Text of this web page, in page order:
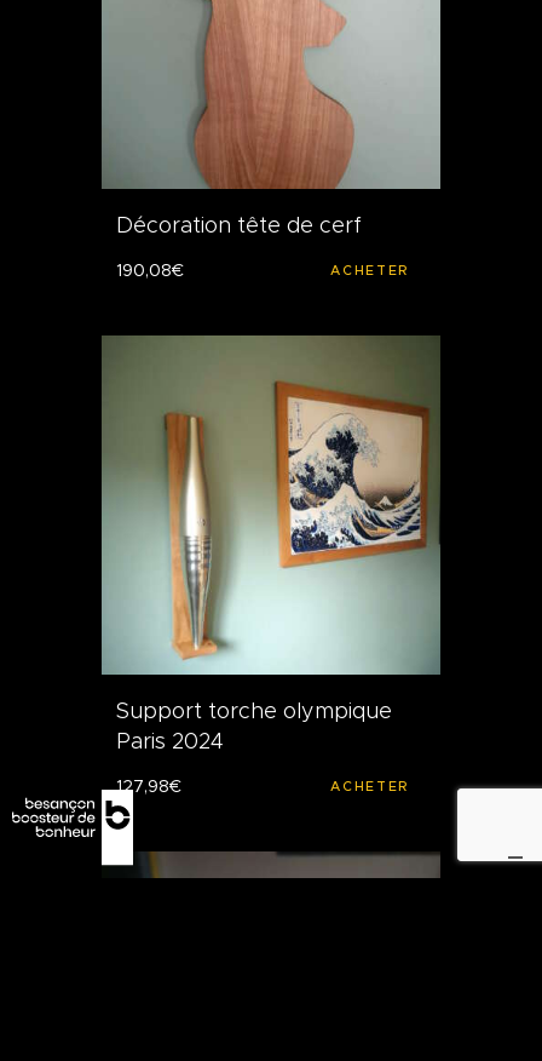
Décoration tête de cerf
190,08€ ACHETER
Support torche olympique
Paris 2024
127,98€ ACHETER